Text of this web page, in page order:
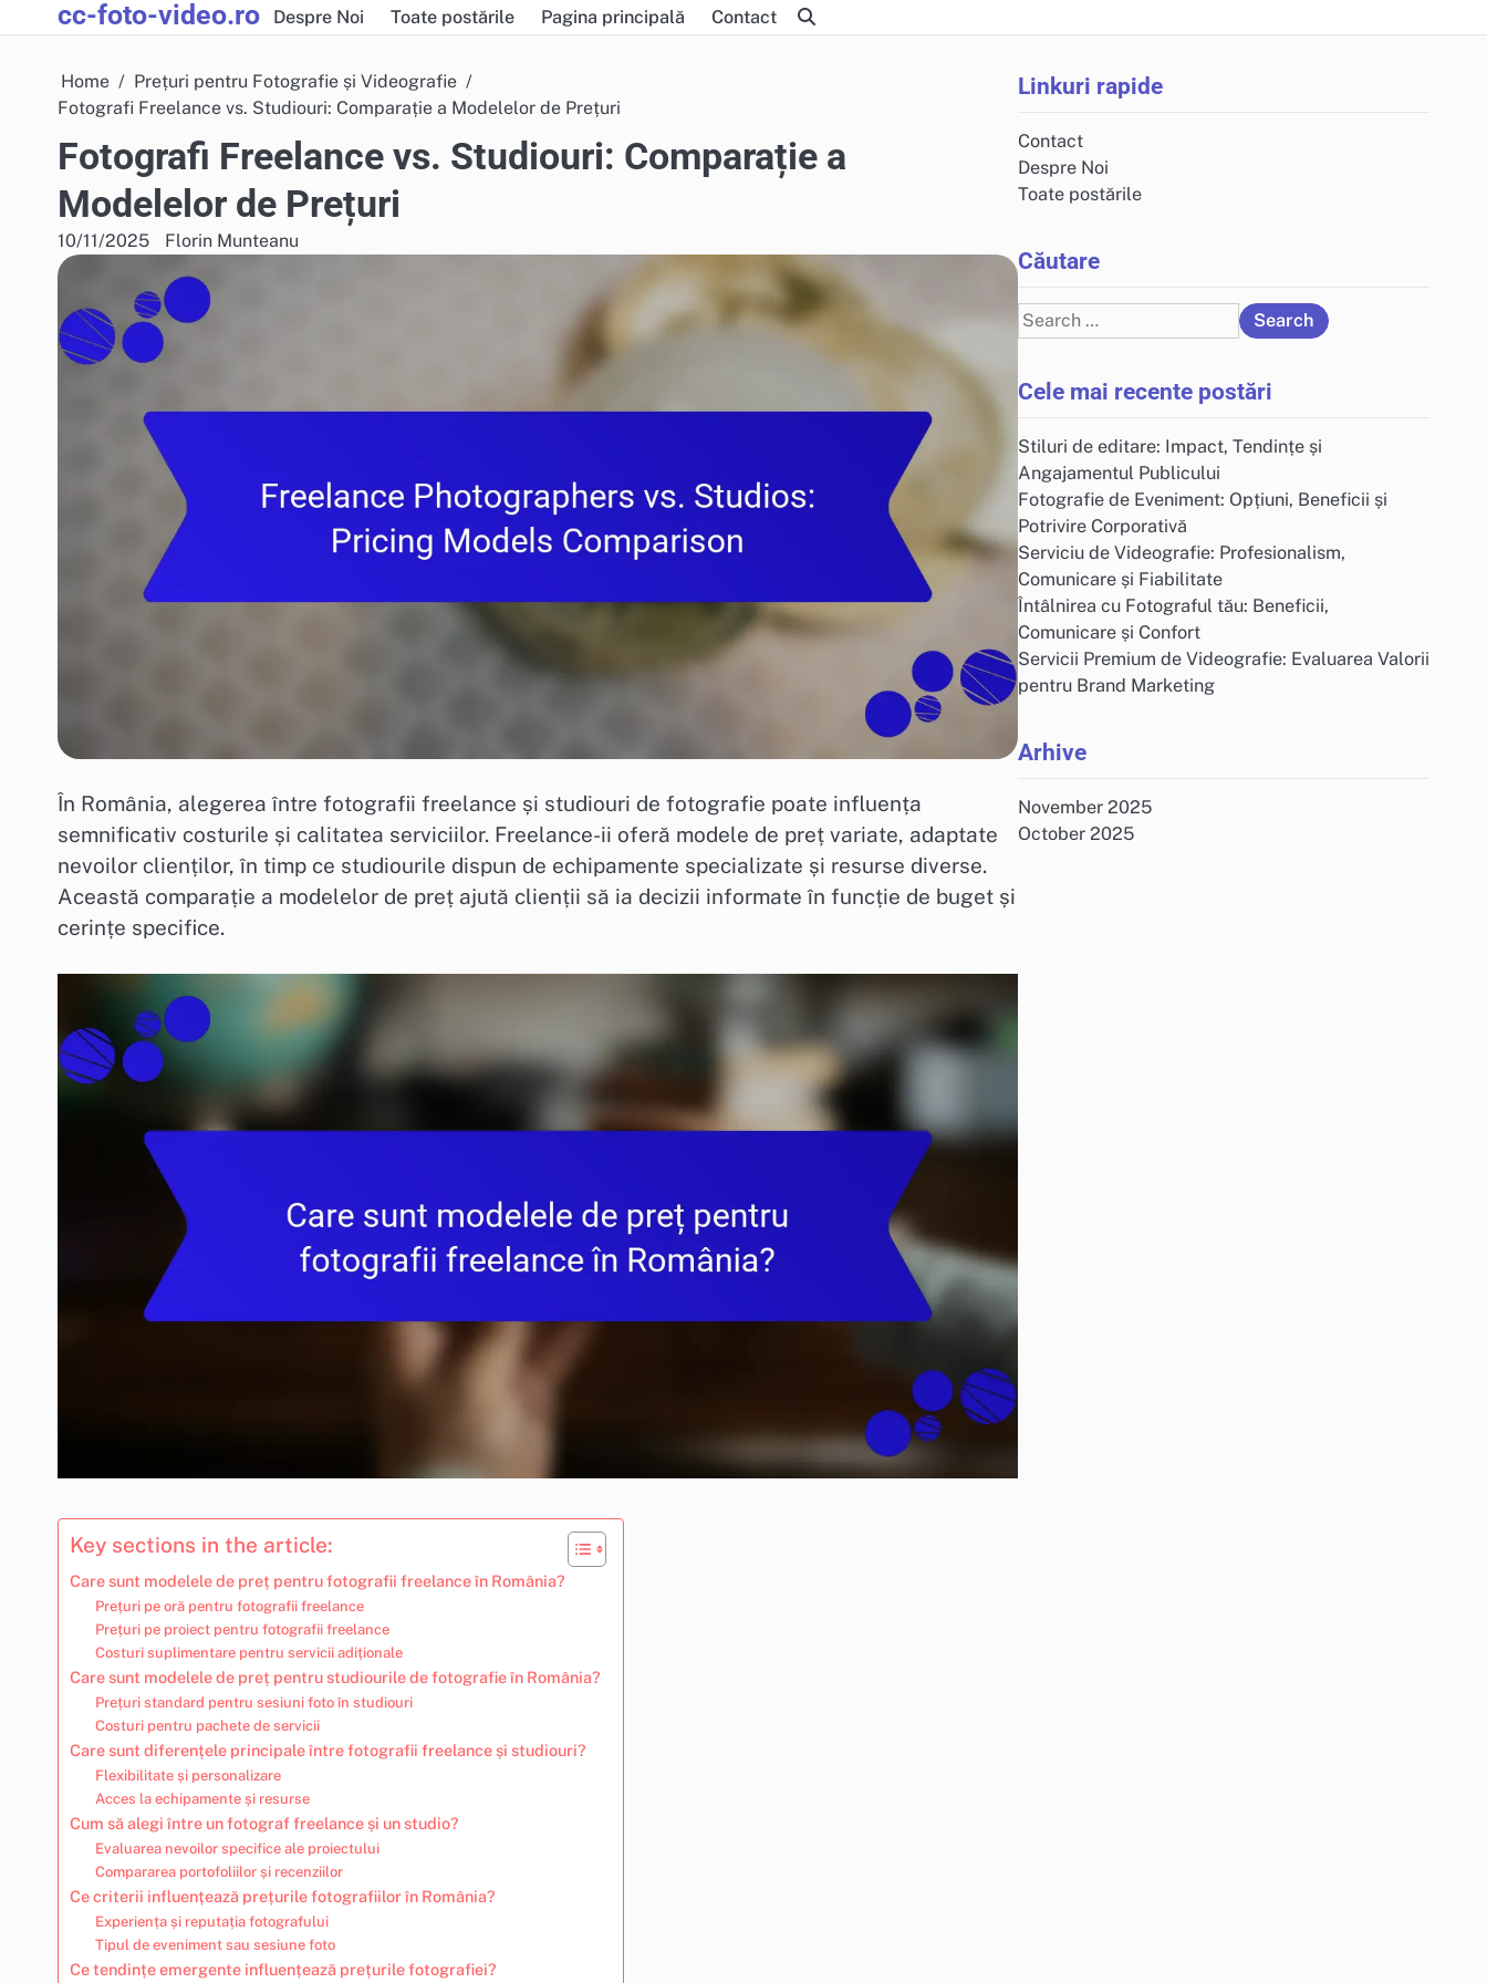
to
cc-foto-video.ro Despre Noi Toate postările Pagina principală Contact
Home
Prețuri pentru Fotografie și Videografie
Fotografi Freelance vs. Studiouri: Comparație a Modelelor de Prețuri
Fotografi Freelance vs. Studiouri: Comparație a
Modelelor de Prețuri
10/11/2025 Florin Munteanu
În România, alegerea între fotografii freelance și studiouri de fotografie poate influența
semnificativ costurile și calitatea serviciilor. Freelance-ii oferă modele de preț variate, adaptate
nevoilor clienților, în timp ce studiourile dispun de echipamente specializate și resurse diverse.
Această comparație a modelelor de preț ajută clienții să ia decizii informate în funcție de buget și
cerințe specifice.
Key sections in the article:
Care sunt modelele de preț pentru fotografii freelance în România?
Prețuri pe oră pentru fotografii freelance
Prețuri pe proiect pentru fotografii freelance
Costuri suplimentare pentru servicii adiționale
Care sunt modelele de preț pentru studiourile de fotografie în România?
Prețuri standard pentru sesiuni foto în studiouri
Costuri pentru pachete de servicii
Care sunt diferențele principale între fotografii freelance și studiouri?
Flexibilitate și personalizare
Acces la echipamente și resurse
Cum să alegi între un fotograf freelance și un studio?
Evaluarea nevoilor specifice ale proiectului
Compararea portofoliilor și recenziilor
Ce criterii influențează prețurile fotografiilor în România?
Experiența și reputația fotografului
Tipul de eveniment sau sesiune foto
Ce tendințe emergente influențează prețurile fotografiei?
Linkuri rapide
Contact
Despre Noi
Toate postările
Căutare
Search
for:
Cele mai recente postări
Stiluri de editare: Impact, Tendințe și
Angajamentul Publicului
Fotografie de Eveniment: Opțiuni, Beneficii și
Potrivire Corporativă
Serviciu de Videografie: Profesionalism,
Comunicare și Fiabilitate
Întâlnirea cu Fotograful tău: Beneficii,
Comunicare și Confort
Servicii Premium de Videografie: Evaluarea Valorii
pentru Brand Marketing
Arhive
November 2025
October 2025